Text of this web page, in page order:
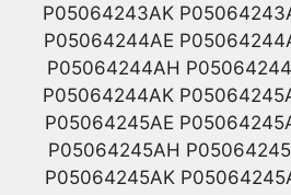
P05064243AK
P05064244AE
P05064244AH
P05064244AK
P05064245AE
P05064245AH
P05064245AK